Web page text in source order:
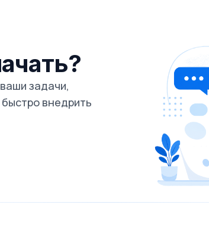
задачи,
внедрить